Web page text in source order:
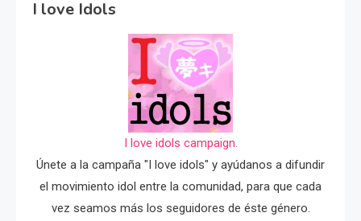
I love Idols
I love idols campaign.
Únete a la campaña "I love idols" y ayúdanos a difundir
el movimiento idol entre la comunidad, para que cada
vez seamos más los seguidores de éste género.